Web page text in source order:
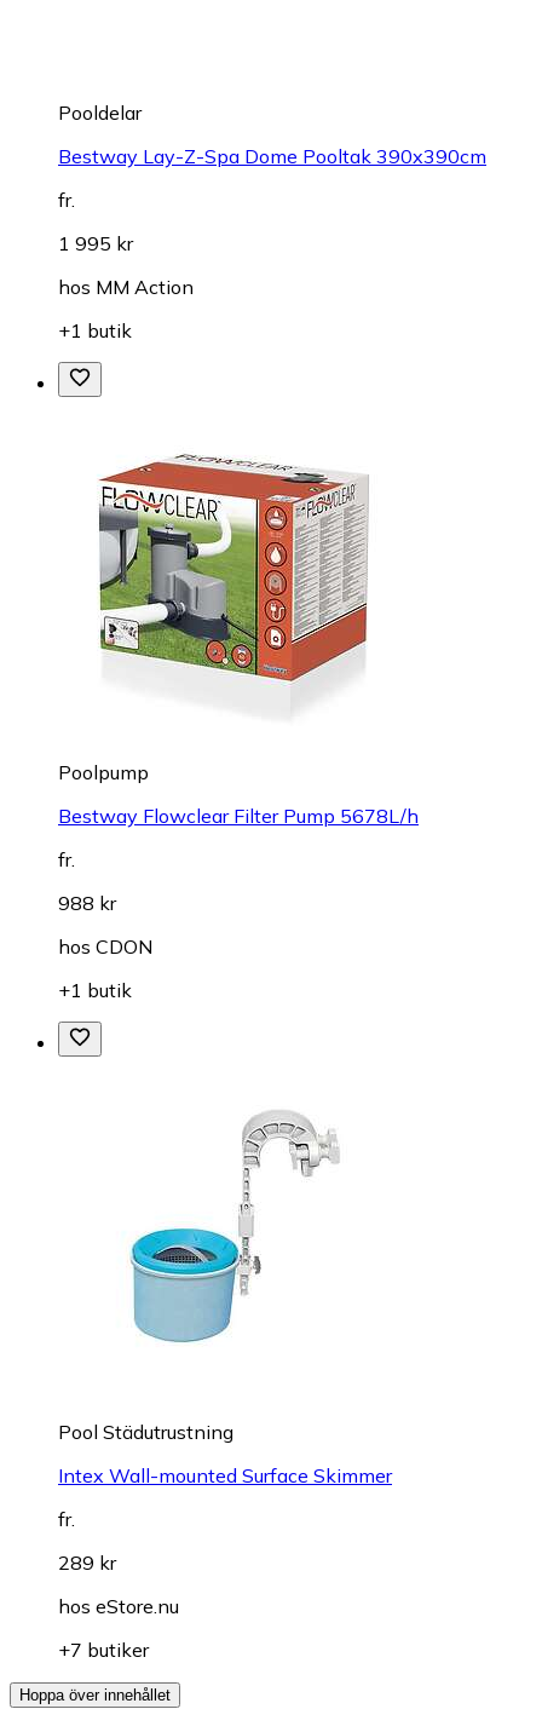
Pooldelar
Bestway Lay-Z-Spa Dome Pooltak 390x390cm
fr.
1 995 kr
hos MM Action
+1 butik
Poolpump
Bestway Flowclear Filter Pump 5678L/h
fr.
988 kr
hos CDON
+1 butik
Pool Städutrustning
Intex Wall-mounted Surface Skimmer
fr.
289 kr
hos eStore.nu
+7 butiker
Hoppa över innehållet